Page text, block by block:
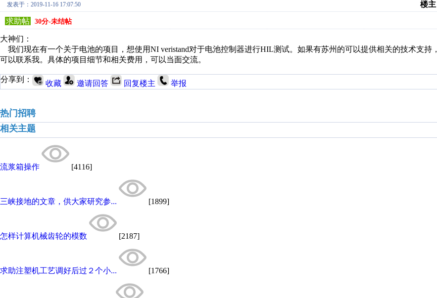
发表于：2019-11-16 17:07:50
楼主
求助帖
30分-未结帖
大神们：
我们现在有一个关于电池的项目，想使用NI veristand对于电池控制器进行HIL测试。如果有苏州的可以提供相关的技术支持，
可以联系我。具体的项目细节和相关费用，可以当面交流。
分享到： 收藏 邀请回答 回复楼主 举报
热门招聘
相关主题
流浆箱操作 [4116]
三峡接地的文章，供大家研究参... [1899]
怎样计算机械齿轮的模数 [2187]
求助注塑机工艺调好后过２个小... [1766]